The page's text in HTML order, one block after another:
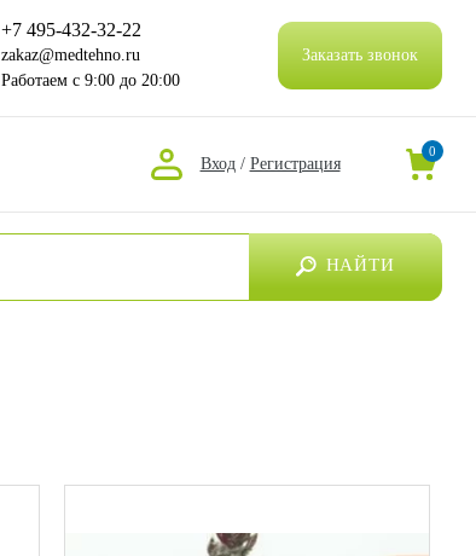
+7 495-432-32-22
zakaz@medtehno.ru
Работаем с 9:00 до 20:00
Заказать звонок
Вход / Регистрация
0
НАЙТИ